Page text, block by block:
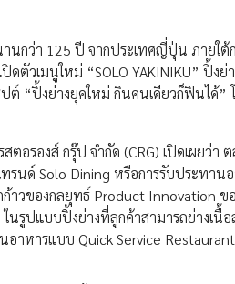
กว่า 125 ปี จากประเทศญี่ปุ่น ภายใต้
ตัวเมนูใหม่ “SOLO YAKINIKU” ปิ้งย่
“ปิ้งย่างยุคใหม่ กินคนเดียวก็ฟินได้”
อรองส์ กรุ๊ป จำกัด (CRG) เปิดเผยว่า
รนด์ Solo Dining หรือการรับประทาน
าวของกลยุทธ์ Product Innovation ข
นรูปแบบปิ้งย่างที่ลูกค้าสามารถย่างเนื้
าหารแบบ Quick Service